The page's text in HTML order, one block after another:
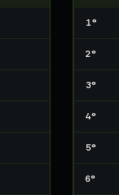
1°
2°
3°
4°
5°
6°